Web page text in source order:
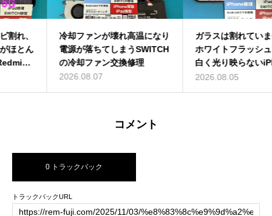
冷却ファンが壊れ高温になり
電源が落ちてしまうSWITCH
の冷却ファン交換修理
ガラスは割れていませんが、
ホワイトフラッシュで画面が
白く光り映らないiPhone13
ProMaxの画面交換を即日修
コメント
0 トラックバック
トラックバックURL